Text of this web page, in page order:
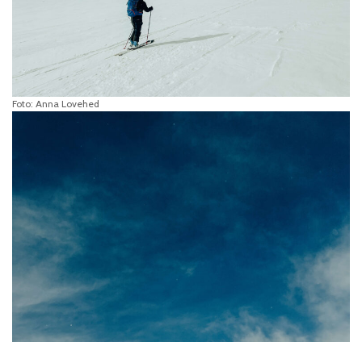
Foto: Anna Lovehed